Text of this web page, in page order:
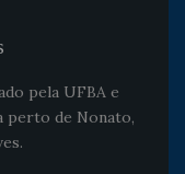
pela UFBA e
perto de Nonato,